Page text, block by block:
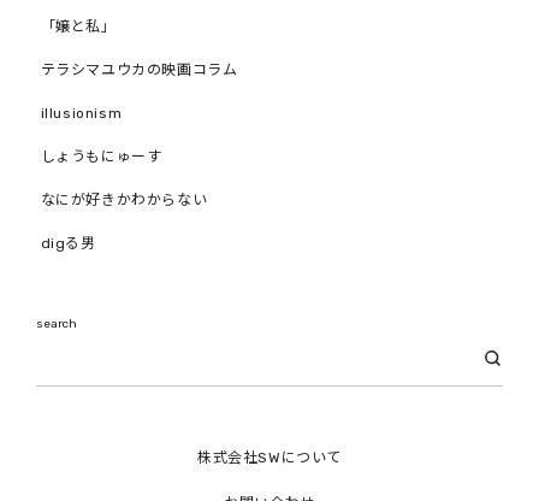
株式会社SWについて
「嬢と私」
テラシマユウカの映画コラム
illusionism
しょうもにゅーす
なにが好きかわからない
digる男
search